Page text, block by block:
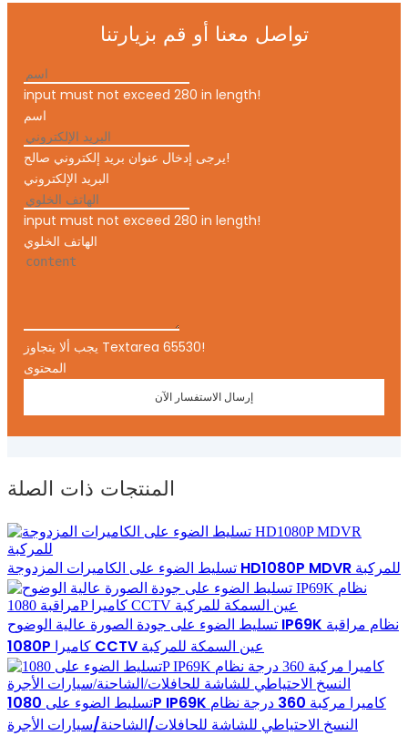
تواصل معنا أو قم بزيارتنا
input must not exceed 280 in length!
اسم
يرجى إدخال عنوان بريد إلكتروني صالح!
البريد الإلكتروني
input must not exceed 280 in length!
الهاتف الخلوي
يجب ألا يتجاوز Textarea 65530!
المحتوى
إرسال الاستفسار الآن
المنتجات ذات الصلة
تسليط الضوء على الكاميرات المزدوجة HD1080P MDVR للمركبة
تسليط الضوء على جودة الصورة عالية الوضوح IP69K نظام مراقبة
1080P كاميرا CCTV عين السمكة للمركبة
تسليط الضوء على 1080P IP69K كاميرا مركبة 360 درجة نظام
النسخ الاحتياطي للشاشة للحافلات/الشاحنة/سيارات الأجرة